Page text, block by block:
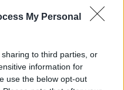
My Personal
to third parties, or
information for
use the below opt-out
une copine maniaque
séance photo dans son
regarde dans la glace
teeeellement beaux